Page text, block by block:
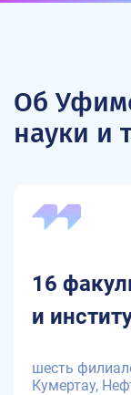
Об
науки и
16
и
шесть
Кумертау,